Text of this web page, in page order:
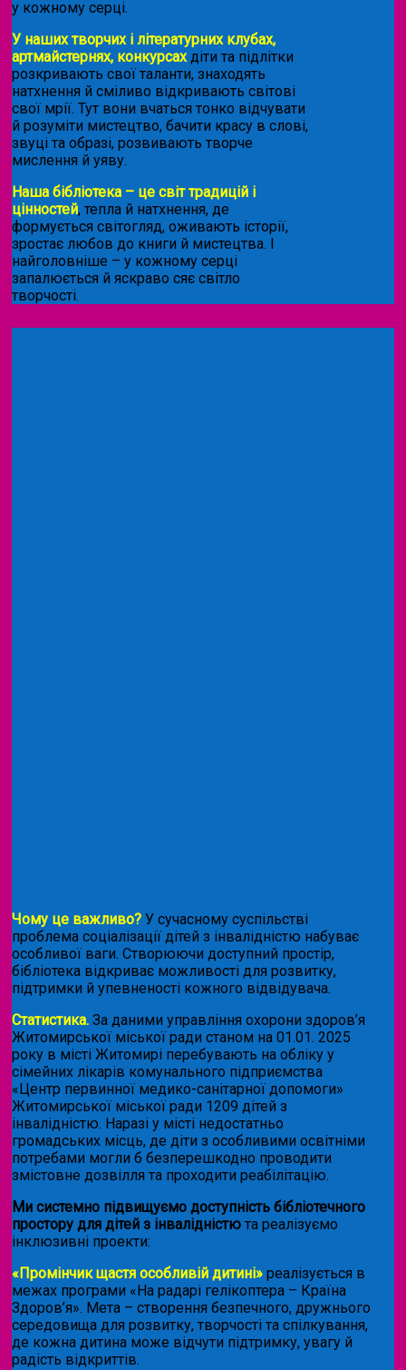
у кожному серці.
У наших творчих і літературних клубах,
артмайстернях, конкурсахдіти та підлітки
розкривають свої таланти, знаходять
натхнення й сміливо відкривають світові
свої мрії. Тут вони вчаться тонко відчувати
й розуміти мистецтво, бачити красу в слові,
звуці та образі, розвивають творче
мислення й уяву.
Наша бібліотека – це світ традицій і
цінностей, тепла й натхнення, де
формується світогляд, оживають історії,
зростає любов до книги й мистецтва. І
найголовніше – у кожному серці
запалюється й яскраво сяє світло
творчості.
Чому це важливо? У сучасному суспільстві
проблема соціалізації дітей з інвалідністю набуває
особливої ваги. Створюючи доступний простір,
бібліотека відкриває можливості для розвитку,
підтримки й упевненості кожного відвідувача.
Статистика. За даними управління охорони здоров’я
Житомирської міської ради станом на 01.01. 2025
року в місті Житомирі перебувають на обліку у
сімейних лікарів комунального підприємства
«Центр первинної медико-санітарної допомоги»
Житомирської міської ради 1209 дітей з
інвалідністю. Наразі у місті недостатньо
громадських місць, де діти з особливими освітніми
потребами могли б безперешкодно проводити
змістовне дозвілля та проходити реабілітацію.
Ми системно підвищуємо доступність бібліотечного
простору для дітей з інвалідністю та реалізуємо
інклюзивні проекти:
«Промінчик щастя особливій дитині» реалізується в
межах програми «На радарі гелікоптера – Країна
Здоров’я». Мета – створення безпечного, дружнього
середовища для розвитку, творчості та спілкування,
де кожна дитина може відчути підтримку, увагу й
радість відкриттів.